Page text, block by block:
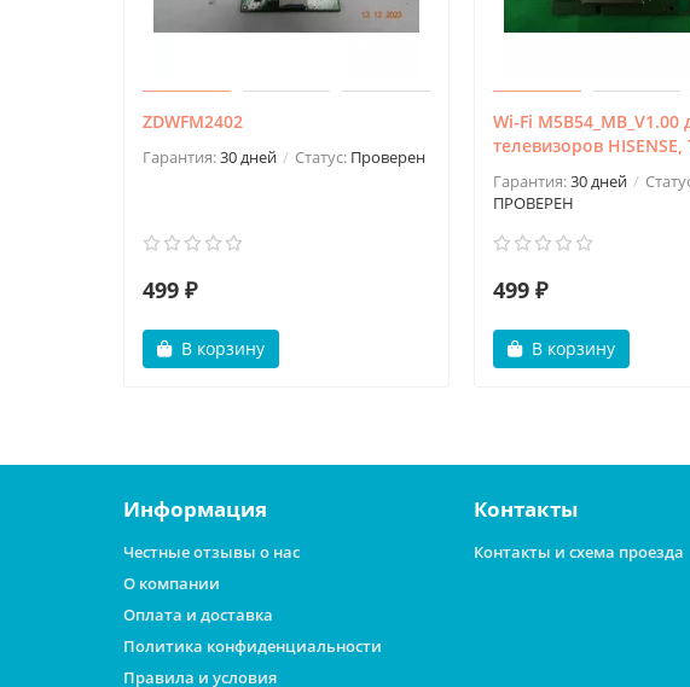
ZDWFM2402
Гарантия:30 дней Статус: Проверен
499 ₽
В корзину
Wi-Fi M5B54_MB_V1.00
телевизоров HISENSE,
Гарантия:30 дней
ПРОВЕРЕН
499 ₽
В корзину
Информация
Честные отзывы о нас
О компании
Оплата и доставка
Политика конфиденциальности
Правила и условия
Контакты
Контакты и схема проезда